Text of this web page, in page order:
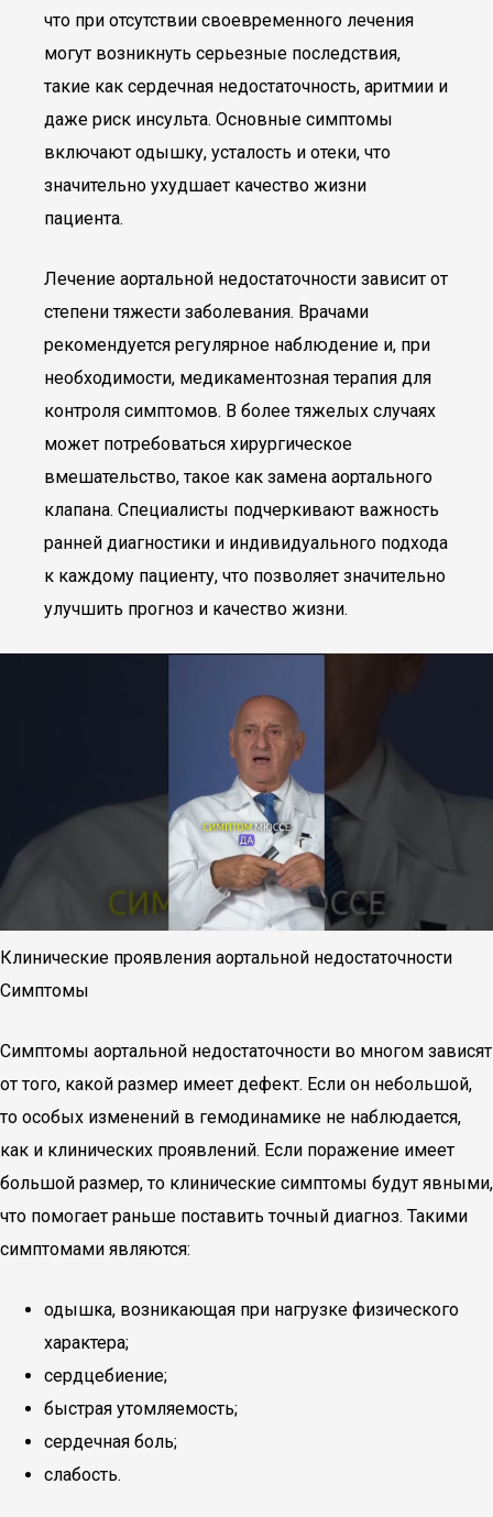
что при отсутствии своевременного лечения
могут возникнуть серьезные последствия,
такие как сердечная недостаточность, аритмии и
даже риск инсульта. Основные симптомы
включают одышку, усталость и отеки, что
значительно ухудшает качество жизни
пациента.
Лечение аортальной недостаточности зависит от
степени тяжести заболевания. Врачами
рекомендуется регулярное наблюдение и, при
необходимости, медикаментозная терапия для
контроля симптомов. В более тяжелых случаях
может потребоваться хирургическое
вмешательство, такое как замена аортального
клапана. Специалисты подчеркивают важность
ранней диагностики и индивидуального подхода
к каждому пациенту, что позволяет значительно
улучшить прогноз и качество жизни.
Клинические проявления аортальной недостаточности
Симптомы
Симптомы аортальной недостаточности во многом зависят
от того, какой размер имеет дефект. Если он небольшой,
то особых изменений в гемодинамике не наблюдается,
как и клинических проявлений. Если поражение имеет
большой размер, то клинические симптомы будут явными,
что помогает раньше поставить точный диагноз. Такими
симптомами являются:
одышка, возникающая при нагрузке физического
характера;
сердцебиение;
быстрая утомляемость;
сердечная боль;
слабость.